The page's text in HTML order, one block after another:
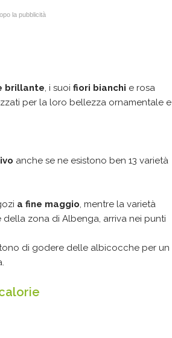
la pubblicità
brillante, i suoi fiori bianchi e rosa
per la loro bellezza ornamentale e
anche se ne esistono ben 13 varietà
a fine maggio, mentre la varietà
zona di Albenga, arriva nei punti
di godere delle albicocche per un
calorie